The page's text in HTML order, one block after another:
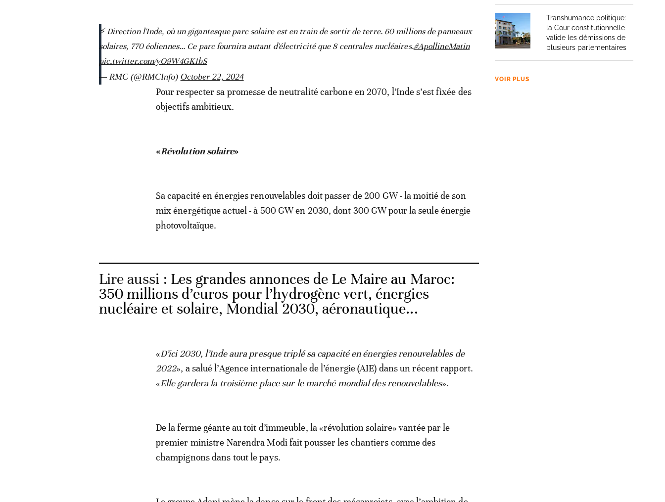
⚡ Direction l'Inde, où un gigantesque parc solaire est en train de sortir de terre. 60 millions de panneaux
solaires, 770 éoliennes... Ce parc fournira autant d'électricité que 8 centrales nucléaires.#ApollineMatin
pic.twitter.com/yO9W4GK1bS
— RMC (@RMCInfo) October 22, 2024
Pour respecter sa promesse de neutralité carbone en 2070, l’Inde s’est fixée des
objectifs ambitieux.
«Révolution solaire»
Sa capacité en énergies renouvelables doit passer de 200 GW - la moitié de son
mix énergétique actuel - à 500 GW en 2030, dont 300 GW pour la seule énergie
photovoltaïque.
Lire aussi : Les grandes annonces de Le Maire au Maroc:
350 millions d’euros pour l’hydrogène vert, énergies
nucléaire et solaire, Mondial 2030, aéronautique...
«D’ici 2030, l’Inde aura presque triplé sa capacité en énergies renouvelables de
2022», a salué l’Agence internationale de l’énergie (AIE) dans un récent rapport.
«Elle gardera la troisième place sur le marché mondial des renouvelables».
De la ferme géante au toit d’immeuble, la «révolution solaire» vantée par le
premier ministre Narendra Modi fait pousser les chantiers comme des
champignons dans tout le pays.
Transhumance politique:
la Cour constitutionnelle
valide les démissions de
plusieurs parlementaires
VOIR PLUS